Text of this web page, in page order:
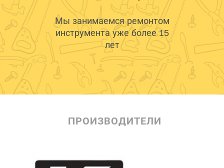
Мы занимаемся ремонтом
инструмента уже более 15
лет
ПРОИЗВОДИТЕЛИ